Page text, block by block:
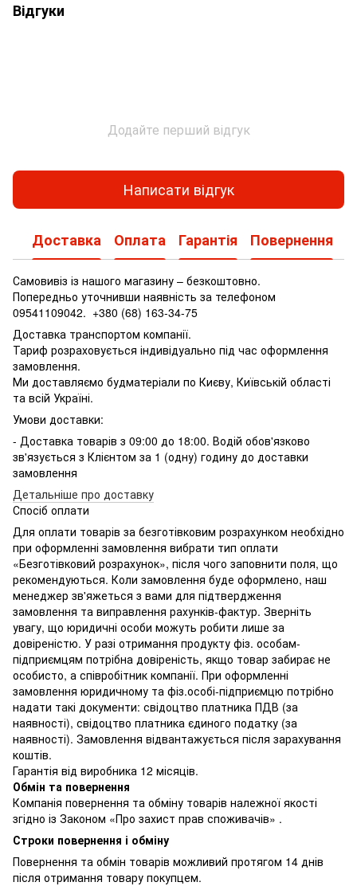
Відгуки
Додайте перший відгук
Написати відгук
Доставка Оплата Гарантія Повернення
Самовивіз із нашого магазину – безкоштовно.
Попередньо уточнивши наявність за телефоном
09541109042. +380 (68) 163-34-75
Доставка транспортом компанії.
Тариф розраховується індивідуально під час оформлення
замовлення.
Ми доставляємо будматеріали по Києву, Київській області
та всій Україні.
Умови доставки:
- Доставка товарів з 09:00 до 18:00. Водій обов'язково
зв'язується з Клієнтом за 1 (одну) годину до доставки
замовлення
Детальніше про доставку
Спосіб оплати
Для оплати товарів за безготівковим розрахунком необхідно
при оформленні замовлення вибрати тип оплати
«Безготівковий розрахунок», після чого заповнити поля, що
рекомендуються. Коли замовлення буде оформлено, наш
менеджер зв'яжеться з вами для підтвердження
замовлення та виправлення рахунків-фактур. Зверніть
увагу, що юридичні особи можуть робити лише за
довіреністю. У разі отримання продукту фіз. особам-
підприємцям потрібна довіреність, якщо товар забирає не
особисто, а співробітник компанії. При оформленні
замовлення юридичному та фіз.особі-підприємцю потрібно
надати такі документи: свідоцтво платника ПДВ (за
наявності), свідоцтво платника єдиного податку (за
наявності). Замовлення відвантажується після зарахування
коштів.
Гарантія від виробника 12 місяців.
Обмін та повернення
Компанія повернення та обміну товарів належної якості
згідно із Законом «Про захист прав споживачів» .
Строки повернення і обміну
Повернення та обмін товарів можливий протягом 14 днів
після отримання товару покупцем.